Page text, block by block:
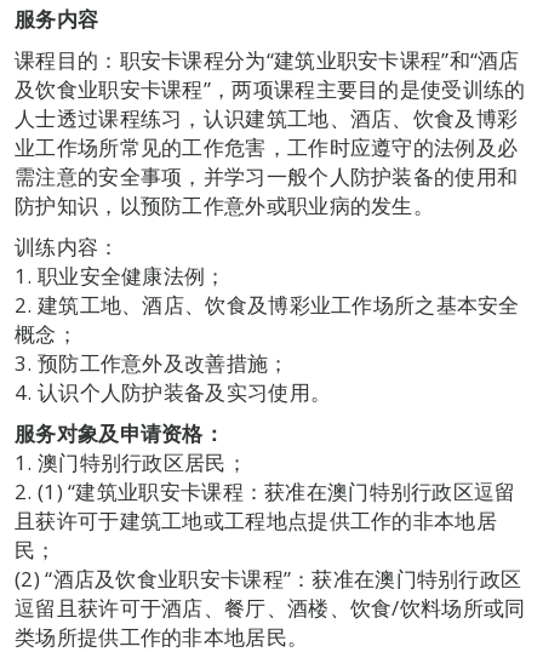
服务内容
课程目的：职安卡课程分为“建筑业职安卡课程”和“酒店
及饮食业职安卡课程”，两项课程主要目的是使受训练的
人士透过课程练习，认识建筑工地、酒店、饮食及博彩
业工作场所常见的工作危害，工作时应遵守的法例及必
需注意的安全事项，并学习一般个人防护装备的使用和
防护知识，以预防工作意外或职业病的发生。
训练内容：
1. 职业安全健康法例；
2. 建筑工地、酒店、饮食及博彩业工作场所之基本安全
概念；
3. 预防工作意外及改善措施；
4. 认识个人防护装备及实习使用。
服务对象及申请资格：
1. 澳门特别行政区居民；
2. (1) “建筑业职安卡课程：获准在澳门特别行政区逗留
且获许可于建筑工地或工程地点提供工作的非本地居
民；
(2) “酒店及饮食业职安卡课程”：获准在澳门特别行政区
逗留且获许可于酒店、餐厅、酒楼、饮食/饮料场所或同
类场所提供工作的非本地居民。